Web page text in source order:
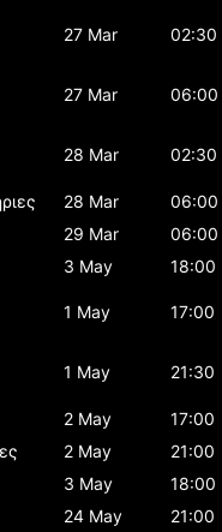
27 Mar 02:30
27 Mar 06:00
28 Mar 02:30
28 Mar
06:00
29 Mar
06:00
3 May
18:00
1 May 17:00
1 May 21:30
2 May
17:00
2 May
21:00
3 May
18:00
24 May
21:00